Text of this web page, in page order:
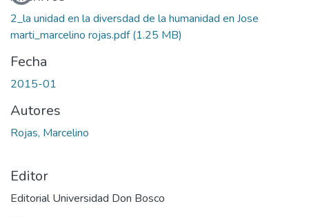
2_la unidad en la diversdad de la humanidad en Jose
marti_marcelino rojas.pdf(1.25 MB)
Fecha
2015-01
Autores
Rojas, Marcelino
Editor
Editorial Universidad Don Bosco